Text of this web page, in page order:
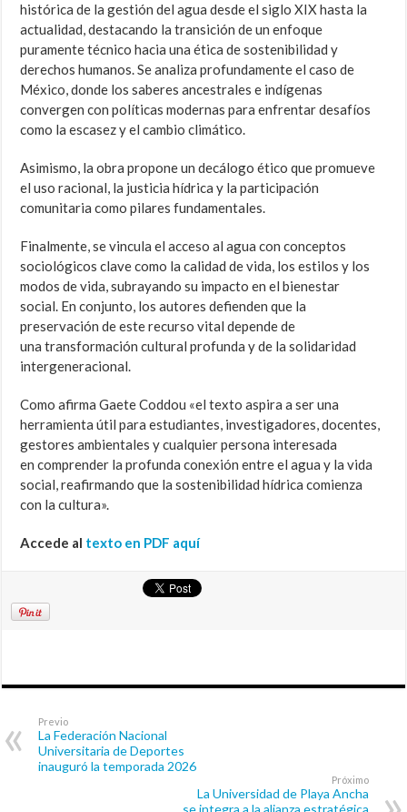
histórica de la gestión del agua desde el siglo XIX hasta la
actualidad, destacando la transición de un enfoque
puramente técnico hacia una ética de sostenibilidad y
derechos humanos. Se analiza profundamente el caso de
México, donde los saberes ancestrales e indígenas
convergen con políticas modernas para enfrentar desafíos
como la escasez y el cambio climático.
Asimismo, la obra propone un decálogo ético que promueve
el uso racional, la justicia hídrica y la participación
comunitaria como pilares fundamentales.
Finalmente, se vincula el acceso al agua con conceptos
sociológicos clave como la calidad de vida, los estilos y los
modos de vida, subrayando su impacto en el bienestar
social. En conjunto, los autores defienden que la
preservación de este recurso vital depende de
una transformación cultural profunda y de la solidaridad
intergeneracional.
Como afirma Gaete Coddou «el textoaspira a ser una
herramienta útil para estudiantes, investigadores, docentes,
gestores ambientales y cualquier persona interesada
encomprender la profunda conexión entre el agua y la vida
social,reafirmando que la sostenibilidad hídrica comienza
con la cultura».
Accede al texto en PDF aquí
Previo
La Federación Nacional
Universitaria de Deportes
inauguró la temporada 2026
Próximo
La Universidad de Playa Ancha